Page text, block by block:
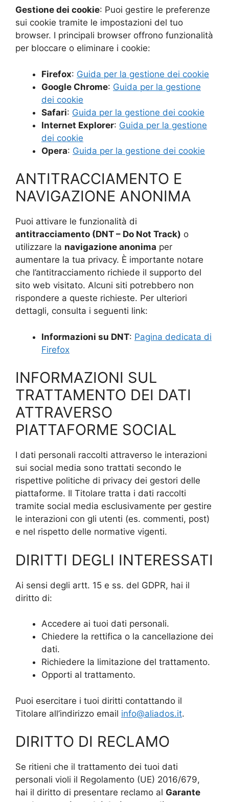
Gestione dei cookie: Puoi gestire le preferenze
sui cookie tramite le impostazioni del tuo
browser. I principali browser offrono funzionalità
per bloccare o eliminare i cookie:
Firefox: Guida per la gestione dei cookie
Google Chrome: Guida per la gestione
dei cookie
Safari: Guida per la gestione dei cookie
Internet Explorer: Guida per la gestione
dei cookie
Opera: Guida per la gestione dei cookie
ANTITRACCIAMENTO E
NAVIGAZIONE ANONIMA
Puoi attivare le funzionalità di
antitracciamento (DNT – Do Not Track) o
utilizzare la navigazione anonima per
aumentare la tua privacy. È importante notare
che l’antitracciamento richiede il supporto del
sito web visitato. Alcuni siti potrebbero non
rispondere a queste richieste. Per ulteriori
dettagli, consulta i seguenti link:
Informazioni su DNT: Pagina dedicata di
Firefox
INFORMAZIONI SUL
TRATTAMENTO DEI DATI
ATTRAVERSO
PIATTAFORME SOCIAL
I dati personali raccolti attraverso le interazioni
sui social media sono trattati secondo le
rispettive politiche di privacy dei gestori delle
piattaforme. Il Titolare tratta i dati raccolti
tramite social media esclusivamente per gestire
le interazioni con gli utenti (es. commenti, post)
e nel rispetto delle normative vigenti.
DIRITTI DEGLI INTERESSATI
Ai sensi degli artt. 15 e ss. del GDPR, hai il
diritto di:
Accedere ai tuoi dati personali.
Chiedere la rettifica o la cancellazione dei
dati.
Richiedere la limitazione del trattamento.
Opporti al trattamento.
Puoi esercitare i tuoi diritti contattando il
Titolare all’indirizzo email info@aliados.it.
DIRITTO DI RECLAMO
Se ritieni che il trattamento dei tuoi dati
personali violi il Regolamento (UE) 2016/679,
hai il diritto di presentare reclamo al Garante